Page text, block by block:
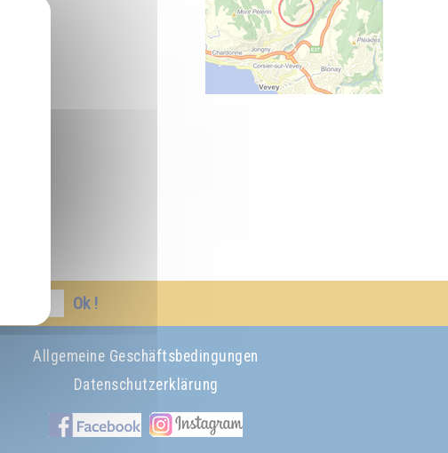
Ok !
Allgemeine Geschäftsbedingungen
Datenschutzerklärung